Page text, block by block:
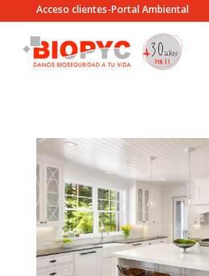
Acceso clientes-Portal Ambiental